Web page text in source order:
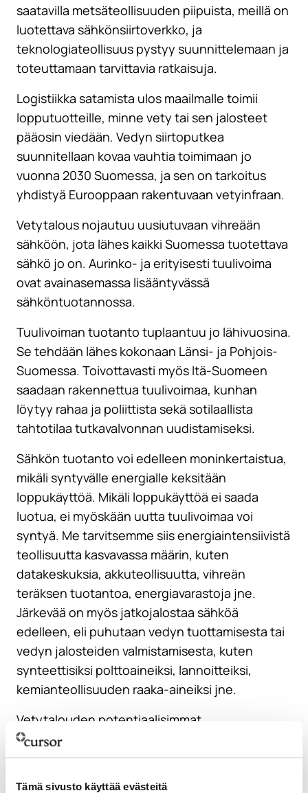
Tämä sivusto käyttää evästeitä
saatavilla metsäteollisuuden piipuista, meillä on
luotettava sähkönsiirtoverkko, ja
teknologiateollisuus pystyy suunnittelemaan ja
toteuttamaan tarvittavia ratkaisuja.
Logistiikka satamista ulos maailmalle toimii
lopputuotteille, minne vety tai sen jalosteet
pääosin viedään. Vedyn siirtoputkea
suunnitellaan kovaa vauhtia toimimaan jo
vuonna 2030 Suomessa, ja sen on tarkoitus
yhdistyä Eurooppaan rakentuvaan vetyinfraan.
Vetytalous nojautuu uusiutuvaan vihreään
sähköön, jota lähes kaikki Suomessa tuotettava
sähkö jo on. Aurinko- ja erityisesti tuulivoima
ovat avainasemassa lisääntyvässä
sähköntuotannossa.
Tuulivoiman tuotanto tuplaantuu jo lähivuosina.
Se tehdään lähes kokonaan Länsi- ja Pohjois-
Suomessa. Toivottavasti myös Itä-Suomeen
saadaan rakennettua tuulivoimaa, kunhan
löytyy rahaa ja poliittista sekä sotilaallista
tahtotilaa tutkavalvonnan uudistamiseksi.
Sähkön tuotanto voi edelleen moninkertaistua,
mikäli syntyvälle energialle keksitään
loppukäyttöä. Mikäli loppukäyttöä ei saada
luotua, ei myöskään uutta tuulivoimaa voi
syntyä. Me tarvitsemme siis energiaintensiivistä
teollisuutta kasvavassa määrin, kuten
datakeskuksia, akkuteollisuutta, vihreän
teräksen tuotantoa, energiavarastoja jne.
Järkevää on myös jatkojalostaa sähköä
edelleen, eli puhutaan vedyn tuottamisesta tai
vedyn jalosteiden valmistamisesta, kuten
synteettisiksi polttoaineiksi, lannoitteiksi,
kemianteollisuuden raaka-aineiksi jne.
Vetytalouden potentiaalisimmat
tuotantoalueet Euroopassa sijaitsevat Iberian
niemimaalla ja Pohjoismaissa. Pääosa vedyn